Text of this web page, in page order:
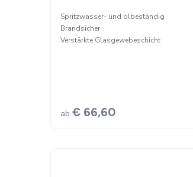
Spritzwasser- und ölbeständig
Brandsicher
Verstärkte Glasgewebeschicht
ab € 66,60